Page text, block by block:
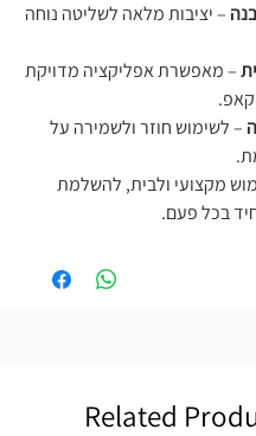
– יציבות מלאה לשליטה נוחה
– מאפשרת אפליקציה מדויקת
– לשימוש חוזר ולשמירה על
מקצועי ולבית, להשלמת
בכל פעם.
Related